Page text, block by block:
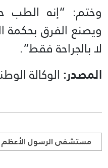
وختم: “إنه الطب
ويصنع الفرق
لا بالجراحة فقط”.
المصدر: الوكالة
مستشفى الرسول الأعظم